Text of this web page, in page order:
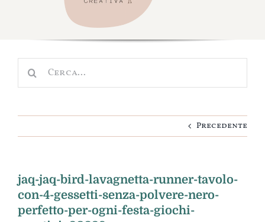
Navigation
Nascita
per:
Precedente
jaq-jaq-bird-lavagnetta-runner-tavolo-
con-4-gessetti-senza-polvere-nero-
perfetto-per-ogni-festa-giochi-